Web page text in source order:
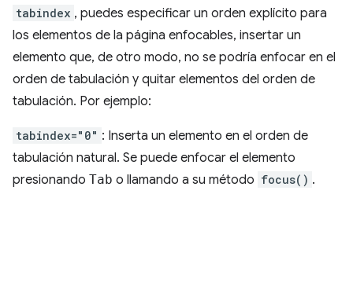
tabindex , puedes especificar un orden explícito para
los elementos de la página enfocables, insertar un
elemento que, de otro modo, no se podría enfocar en el
orden de tabulación y quitar elementos del orden de
tabulación. Por ejemplo:
tabindex="0" : Inserta un elemento en el orden de
tabulación natural. Se puede enfocar el elemento
presionando Tab o llamando a su método focus() .